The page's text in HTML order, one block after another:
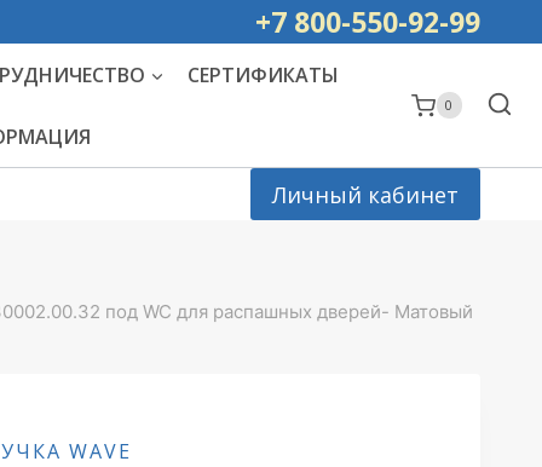
РОССИИ +7 800-550-92-99
СЕРТИФИКАТЫ
0
Личный кабинет
под WC для распашных дверей- Матовый
WAVE